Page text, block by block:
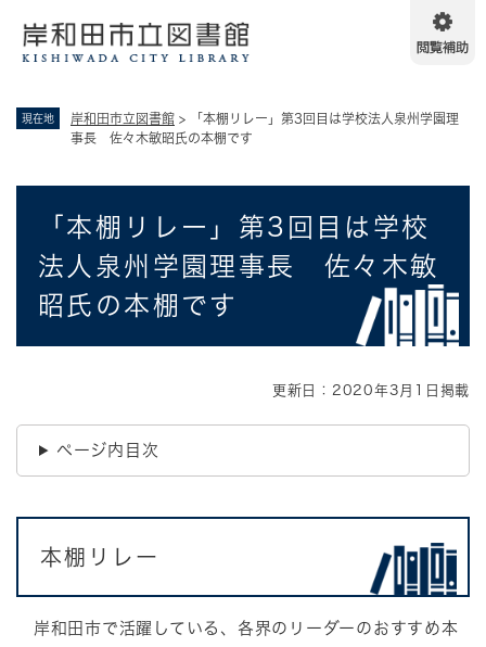
現在地 岸和田市立図書館 >
「本棚リレー」第3回目は学校法人泉州学園理
事長 佐々木敏昭氏の本棚です
「本棚リレー」第3回目は学校
法人泉州学園理事長 佐々木敏
昭氏の本棚です
更新日：2020年3月1日掲載
ページ内目次
本棚リレー
岸和田市で活躍している、各界のリーダーのおすすめ本